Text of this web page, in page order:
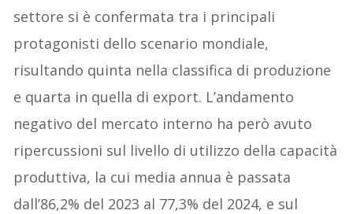
settore si è confermata tra i principali
protagonisti dello scenario mondiale,
risultando quinta nella classifica di produzione
e quarta in quella di export. L’andamento
negativo del mercato interno ha però avuto
ripercussioni sul livello di utilizzo della capacità
produttiva, la cui media annua è passata
dall’86,2% del 2023 al 77,3% del 2024, e sul